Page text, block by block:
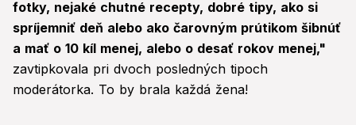
fotky, nejaké chutné recepty, dobré tipy, ako si
spríjemniť deň alebo ako čarovným prútikom šibnúť
a mať o 10 kíl menej, alebo o desať rokov menej,"
zavtipkovala pri dvoch posledných tipoch
moderátorka. To by brala každá žena!